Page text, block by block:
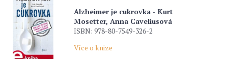
Alzheimer je cukrovka - Kurt
Mosetter, Anna Caveliusová
ISBN: 978-80-7549-326-2
Více o knize